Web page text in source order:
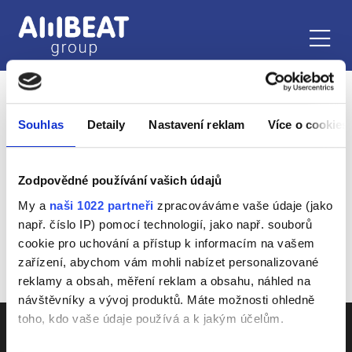
Souhlas Detaily Nastavení reklam Více o cookies
Zodpovědné používání vašich údajů
My a naši 1022 partneři zpracováváme vaše údaje (jako
např. číslo IP) pomocí technologií, jako např. souborů
cookie pro uchování a přístup k informacím na vašem
zařízení, abychom vám mohli nabízet personalizované
reklamy a obsah, měření reklam a obsahu, náhled na
návštěvníky a vývoj produktů. Máte možnosti ohledně
toho, kdo vaše údaje používá a k jakým účelům.
VOLNÉ POZICE
SESTŘIČKA.CZ